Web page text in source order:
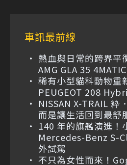
車訊最前線
熱血與日常的跨界平
AMG GLA 35
稀有小型貓科動物重
PEUGEOT 208
NISSAN X-TRAIL 粋
而是讓生活回到最舒
140 年的旗艦演進！
Mercedes-Benz S-
外試駕
不只為女性而來！